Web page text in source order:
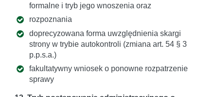
formalne i tryb jego wnoszenia oraz
rozpoznania
doprecyzowana forma uwzględnienia skargi
strony w trybie autokontroli (zmiana art. 54 § 3
p.p.s.a.)
fakultatywny wniosek o ponowne rozpatrzenie
sprawy